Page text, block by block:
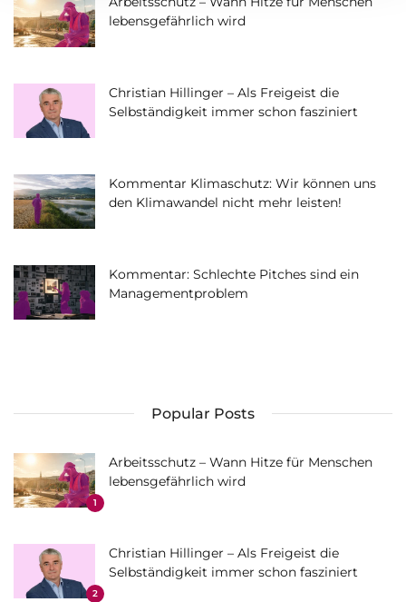
lebensgefährlich wird
Christian Hillinger – Als Freigeist die
Selbständigkeit immer schon fasziniert
Kommentar Klimaschutz: Wir können uns
den Klimawandel nicht mehr leisten!
Kommentar: Schlechte Pitches sind ein
Managementproblem
Popular Posts
1
Arbeitsschutz – Wann Hitze für Menschen
lebensgefährlich wird
2
Christian Hillinger – Als Freigeist die
Selbständigkeit immer schon fasziniert